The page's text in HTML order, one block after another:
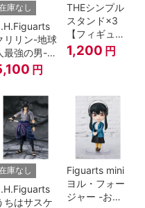
』
庫なし
リリン-地球
最強の男-
ドラゴンボ
ールＺ』
円
THEシンプル
スタンド×3
【フィギュア
＆模型用】
〈HEX〉タイ
1,200 円
庫なし
ちはサスケ
Figuarts mini
ヨル・フォー
ジャー -おで